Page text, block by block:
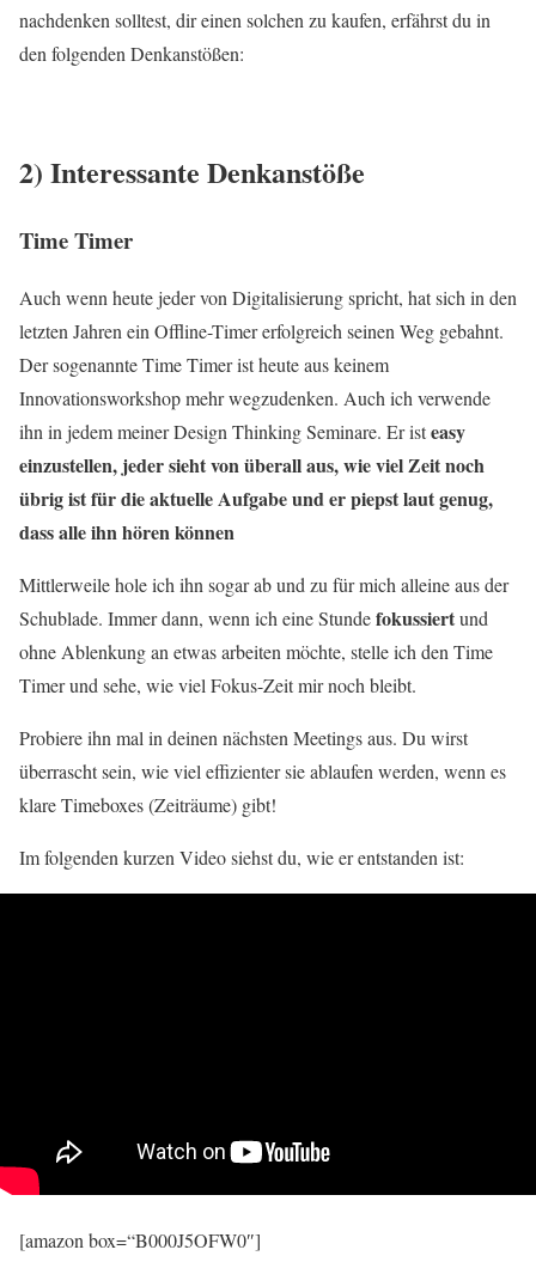
nachdenken solltest, dir einen solchen zu kaufen, erfährst du in
den folgenden Denkanstößen:
2) Interessante Denkanstöße
Time Timer
Auch wenn heute jeder von Digitalisierung spricht, hat sich in den
letzten Jahren ein Offline-Timer erfolgreich seinen Weg gebahnt.
Der sogenannte Time Timer ist heute aus keinem
Innovationsworkshop mehr wegzudenken. Auch ich verwende
ihn in jedem meiner Design Thinking Seminare. Er isteasy
einzustellen, jeder sieht von überall aus, wie viel Zeit noch
übrig ist für die aktuelle Aufgabe und er piepst laut genug,
dass alle ihn hören können
Mittlerweile hole ich ihn sogar ab und zu für mich alleine aus der
Schublade. Immer dann, wenn ich eine Stundefokussiertund
ohne Ablenkung an etwas arbeiten möchte, stelle ich den Time
Timer und sehe, wie viel Fokus-Zeit mir noch bleibt.
Probiere ihn mal in deinen nächsten Meetings aus. Du wirst
überrascht sein, wie viel effizienter sie ablaufen werden, wenn es
klare Timeboxes (Zeiträume) gibt!
Im folgenden kurzen Video siehst du, wie er entstanden ist:
[amazon box=“B000J5OFW0″]